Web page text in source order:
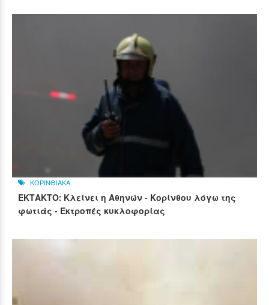
ΚΟΡΙΝΘΙΑΚΑ
ΕΚΤΑΚΤΟ: Κλείνει η Αθηνών - Κορίνθου λόγω της
φωτιάς - Εκτροπές κυκλοφορίας